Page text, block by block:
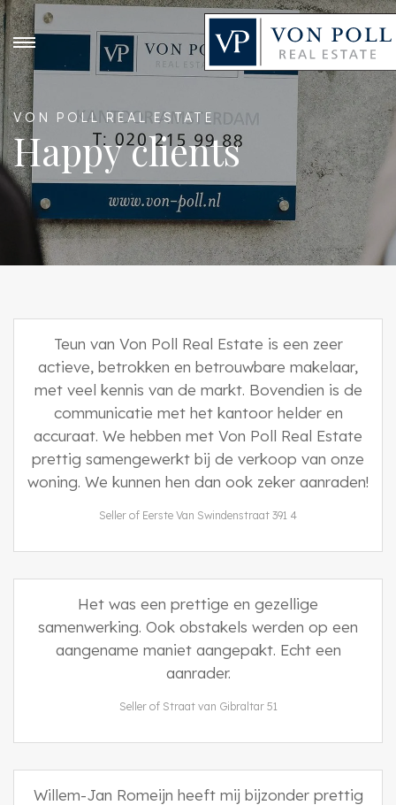
VON POLL REAL ESTATE
Happy clients
Teun van Von Poll Real Estate is een zeer
actieve, betrokken en betrouwbare makelaar,
met veel kennis van de markt. Bovendien is de
communicatie met het kantoor helder en
accuraat. We hebben met Von Poll Real Estate
prettig samengewerkt bij de verkoop van onze
woning. We kunnen hen dan ook zeker aanraden!
Seller of Eerste Van Swindenstraat 391 4
Het was een prettige en gezellige
samenwerking. Ook obstakels werden op een
aangename maniet aangepakt. Echt een
aanrader.
Seller of Straat van Gibraltar 51
Willem-Jan Romeijn heeft mij bijzonder prettig